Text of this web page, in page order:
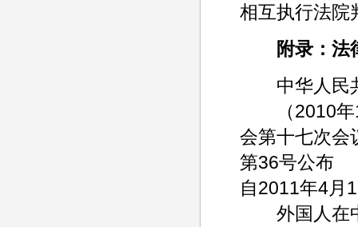
相互执行法
附录：法
中华人民共
（2010年
会第十七次会
第36号公布
自2011年4月
外国人在中